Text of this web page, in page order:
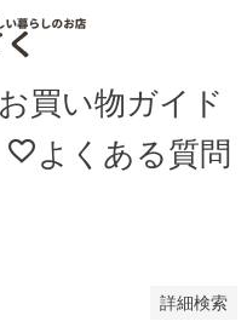
お買い物ガイド
よくある質問
詳細検索